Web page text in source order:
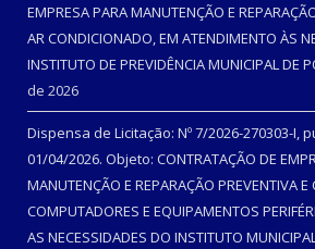
EMPRESA PARA MANUTENÇÃO E
AR CONDICIONADO, EM ATENDIMENTO ÀS
INSTITUTO DE PREVIDÊNCIA MUNICIPAL DE
de 2026
Dispensa de Licitação: Nº 7/2026-270303-I,
01/04/2026. Objeto: CONTRATAÇÃO DE
MANUTENÇÃO E REPARAÇÃO PREVENTIVA E
COMPUTADORES E EQUIPAMENTOS
AS NECESSIDADES DO INSTITUTO